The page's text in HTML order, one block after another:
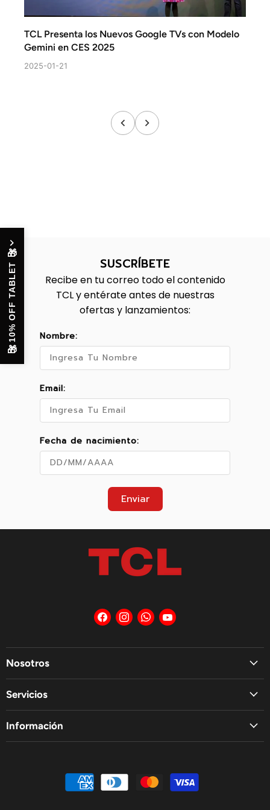
TCL Presenta los Nuevos Google TVs con Modelo
Gemini en CES 2025
2025-01-21
SUSCRÍBETE
Recibe en tu correo todo el contenido
TCL y entérate antes de nuestras
ofertas y lanzamientos:
Nombre:
Email:
Fecha de nacimiento:
Enviar
Encuéntrenos
en
Encuéntrenos
en
Encuéntrenos
en
Encuéntrenos
en
Nosotros
Servicios
Información
🎁
10% OFF TABLET
🎁